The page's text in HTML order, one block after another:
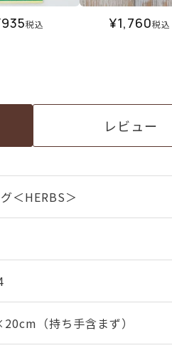
935税込 ¥1,760税込
レビュー
＜HERBS＞
（持ち手含まず）